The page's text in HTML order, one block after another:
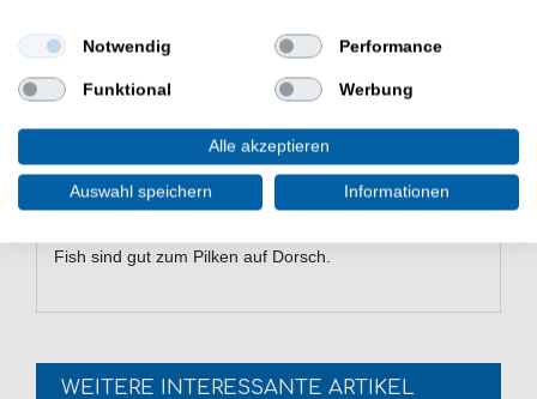
roter VMC-Drilling
stainless Steel Sprengring
mit Holographische Schuppenfolie
Farbe wie abgebildet: Coal Fish
Lieferumfang: 1 Pilker in gewählter Variante
Der Dieter Eisele Pro Select Pilker Coal Fish ist ein guter
Fish sind gut zum Pilken auf Dorsch.
WEITERE INTERESSANTE ARTIKEL
Notwendig Performance
Funktional Werbung
Alle akzeptieren
Auswahl speichern Informationen